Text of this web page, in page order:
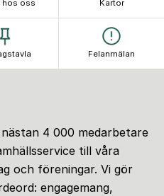
hos oss Kartor
Felanmälan
4 000 medarbetare
till våra
och föreningar. Vi gör
engagemang,